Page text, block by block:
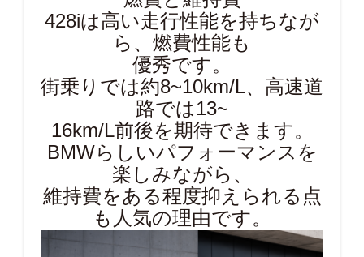
428iは高い走行性能を持ちなが
ら、燃費性能も
優秀です。
街乗りでは約8~10km/L、高速道
路では13~
16km/L前後を期待できます。
BMWらしいパフォーマンスを
楽しみながら、
維持費をある程度抑えられる点
も人気の理由です。